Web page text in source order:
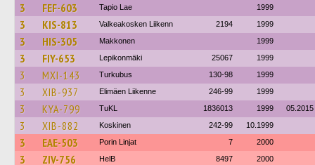
3 FEF-603 Tapio Lae 1999
3 KIS-813 Valkeakosken Liikenn 2194 1999
3 HIS-305 Makkonen 1999
3 FIY-653 Lepikonmäki 25067 1999
3 MXI-143 Turkubus 130-98 1999
3 XIB-937 Elimäen Liikenne 246-99 1999
3 KYA-799 TuKL 1836013 1999 05.2015
3 XIB-882 Koskinen 242-99 10.1999
3 EAE-503 Porin Linjat 7 2000
3 ZIV-756 HelB 8497 2000